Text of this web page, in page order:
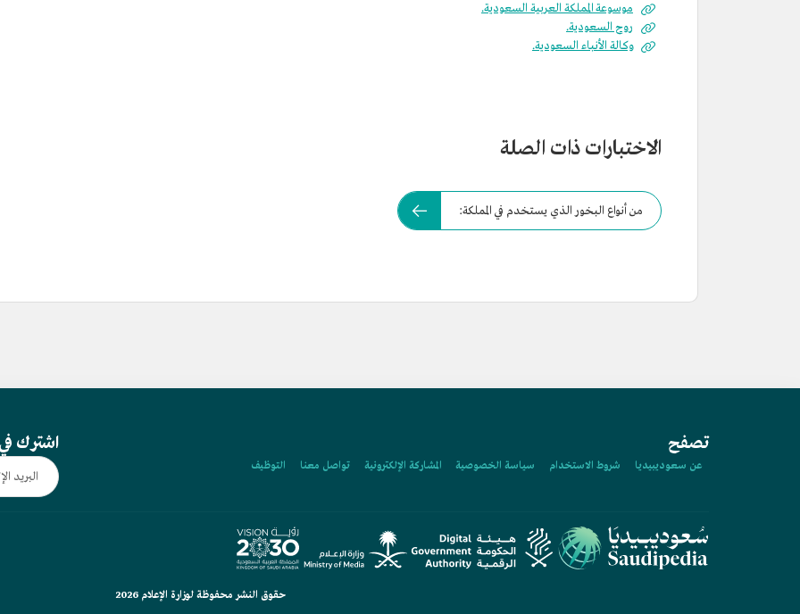
موسوعة المملكة العربية السعودية.
روح السعودية.
وكالة الأنباء السعودية.
الاختبارات ذات الصلة
من أنواع البخور الذي يستخدم في المملكة:
تصفح
عن سعوديبيديا شروط الاستخدام سياسة الخصوصية المشاركة الإلكترونية تواصل معنا التوظيف
اشترك
حقوق النشر محفوظة لوزارة الإعلام 2026